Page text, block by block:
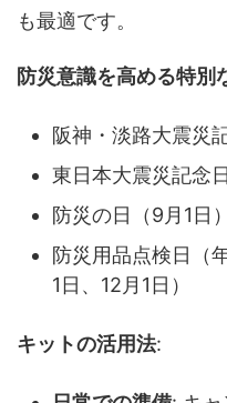
も最適です。
防災意識を高める特別
阪神・淡路大震災
東日本大震災記念
防災の日（9月1日）
防災用品点検日（
1日、12月1日）
キットの活用法: